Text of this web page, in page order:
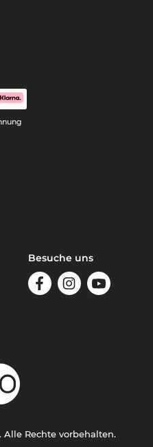
Besuche uns
Alle Rechte vorbehalten.